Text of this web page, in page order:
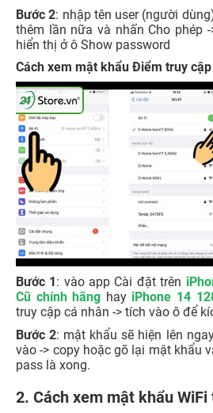
Bước 2: nhập tên user (người
thêm lần nữa và nhấn Cho phép
hiển thị ở ô Show password
Cách xem mật khẩu Điểm truy
Bước 1 : vào app Cài đặt trên
Cũ chính hãng hay iPhone 14
truy cập cá nhân -> tích vào ô để
Bước 2: mật khẩu sẽ hiện lên
vào -> copy hoặc gõ lại mật khẩu
pass là xong.
2. Cách xem mật khẩu